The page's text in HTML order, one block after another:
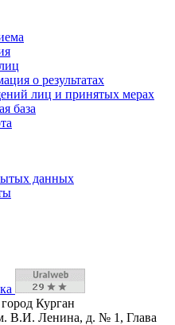
о результатах
лиц и принятых мерах
база
данных
Курган
В.И. Ленина, д. № 1, Глава